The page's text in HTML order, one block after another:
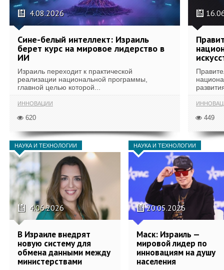
4.08.2026
Сине-белый интеллект: Израиль
берет курс на мировое лидерство в
ИИ
Израиль переходит к практической
реализации национальной программы,
главной целью которой...
ИННОВАЦИИ
620 449
НАУКА И ТЕХНОЛОГИИ
4.06.2026
В Израиле внедрят
новую систему для
обмена данными между
министерствами
НАУКА И ТЕХНОЛОГИИ
20.05.2026
Маск: Израиль —
мировой лидер по
инновациям на душу
населения